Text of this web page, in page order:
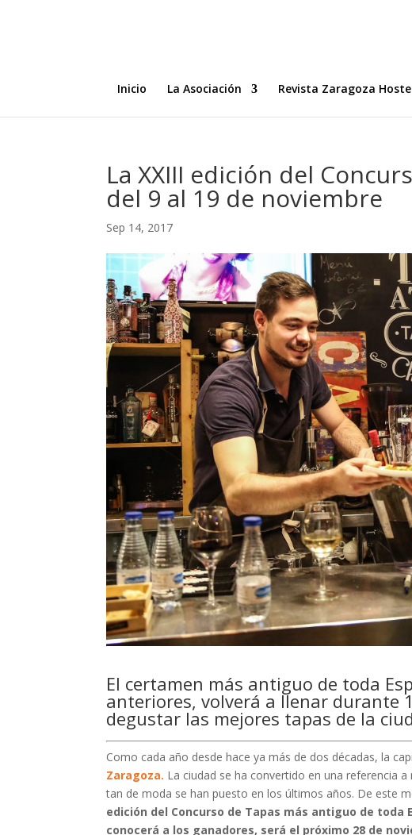
Inicio La Asociación Revista Zaragoza
La XXIII edición del
del 9 al 19 de noviembre
Sep 14, 2017
El certamen más antiguo de toda
anteriores, volverá a llenar durante
degustar las mejores tapas de la
Como cada año desde hace ya más de dos décadas, la
Zaragoza. La ciudad se ha convertido en una referencia
tan de moda se han puesto en los últimos años. De este
edición del Concurso de Tapas más antiguo de
conocerá a los ganadores, será el próximo 28 de